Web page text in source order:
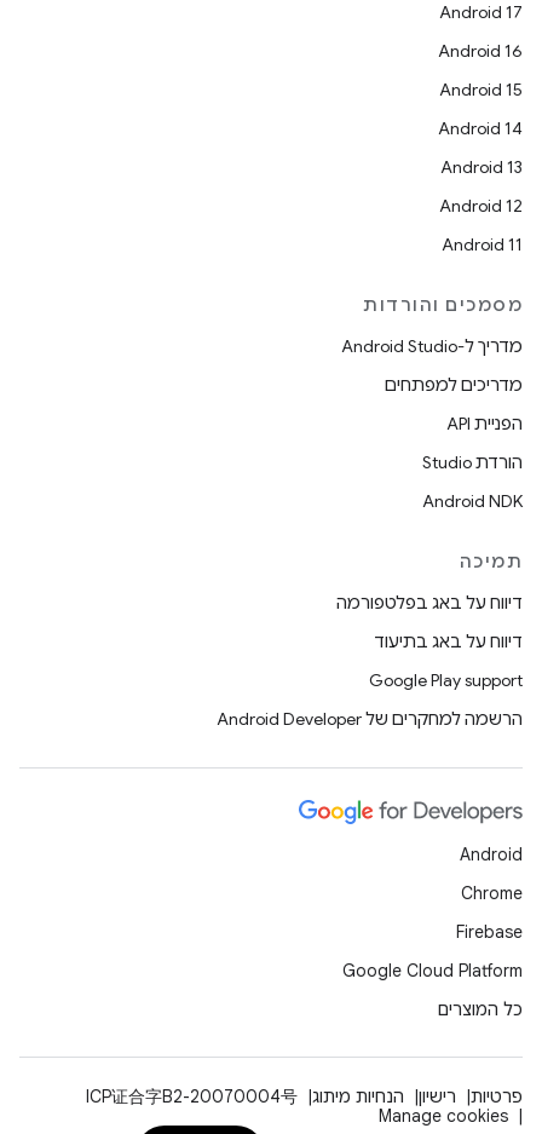
Android 17
Android 16
Android 15
Android 14
Android 13
Android 12
Android 11
מסמכים והורדות
מדריך ל-Android Studio
מדריכים למפתחים
הפניית API
הורדת Studio
Android NDK
תמיכה
דיווח על באג בפלטפורמה
דיווח על באג בתיעוד
Google Play support
הרשמה למחקרים של Android Developer
Android
Chrome
Firebase
Google Cloud Platform
כל המוצרים
פרטיות רישיון הנחיות מיתוג
ICP证合字B2-20070004号
Manage cookies